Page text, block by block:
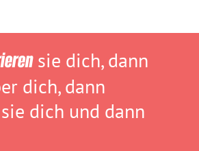
sie dich, dann
dich, dann
dich und dann